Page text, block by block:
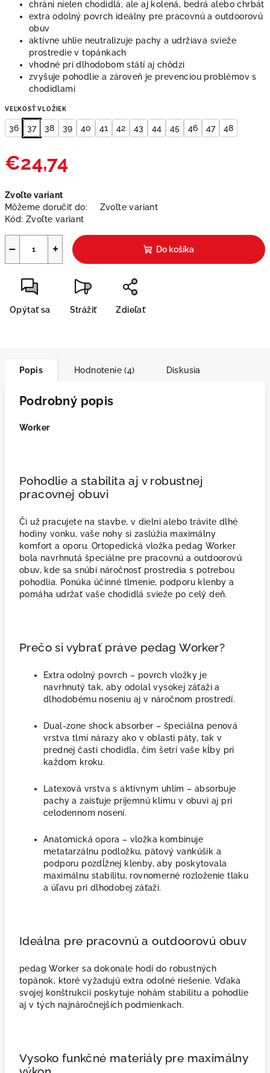
chráni nielen chodidlá, ale aj kolená, bedrá alebo chrbát
extra odolný povrch ideálny pre pracovnú a outdoorovú
obuv
aktívne uhlie neutralizuje pachy a udržiava svieže
prostredie v topánkach
vhodné pri dlhodobom státí aj chôdzi
zvyšuje pohodlie a zároveň je prevenciou problémov s
chodidlami
VEĽKOSŤ VLOŽIEK
36 37 38 39 40 41 42 43 44 45 46 47 48
€24,74
cena:
Zvoľte variant
Môžeme doručiť do:
Zvoľte variant
Kód: Zvoľte variant
+
− Do košíka
Opýtať sa Strážiť Zdieľať
Popis Hodnotenie (4) Diskusia
Podrobný popis
Worker
Pohodlie a stabilita aj v robustnej
pracovnej obuvi
Či už pracujete na stavbe, v dielni alebo trávite dlhé
hodiny vonku, vaše nohy si zaslúžia maximálny
komfort a oporu. Ortopedická vložka pedag Worker
bola navrhnutá špeciálne pre pracovnú a outdoorovú
obuv, kde sa snúbi náročnosť prostredia s potrebou
pohodlia. Ponúka účinné tlmenie, podporu klenby a
pomáha udržať vaše chodidlá svieže po celý deň.
Prečo si vybrať práve pedag Worker?
Extra odolný povrch – povrch vložky je
navrhnutý tak, aby odolal vysokej záťaži a
dlhodobému noseniu aj v náročnom prostredí.
Dual-zone shock absorber – špeciálna penová
vrstva tlmí nárazy ako v oblasti päty, tak v
prednej časti chodidla, čím šetrí vaše kĺby pri
každom kroku.
Latexová vrstva s aktívnym uhlím – absorbuje
pachy a zaisťuje príjemnú klímu v obuvi aj pri
celodennom nosení.
Anatomická opora – vložka kombinuje
metatarzálnu podložku, pätový vankúšik a
podporu pozdĺžnej klenby, aby poskytovala
maximálnu stabilitu, rovnomerné rozloženie tlaku
a úľavu pri dlhodobej záťaži.
Ideálna pre pracovnú a outdoorovú obuv
pedag Worker sa dokonale hodí do robustných
topánok, ktoré vyžadujú extra odolné riešenie. Vďaka
svojej konštrukcii poskytuje nohám stabilitu a pohodlie
aj v tých najnáročnejších podmienkach.
Vysoko funkčné materiály pre maximálny